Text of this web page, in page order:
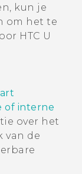
kun je
om het te
HTC U
of interne
over het
van de